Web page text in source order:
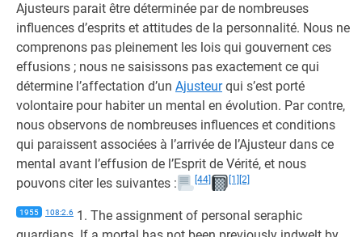
Ajusteurs parait être déterminée par de nombreuses
influences d’esprits et attitudes de la personnalité. Nous ne
comprenons pas pleinement les lois qui gouvernent ces
effusions ; nous ne saisissons pas exactement ce qui
détermine l’affectation d’un Ajusteurqui s’est porté
volontaire pour habiter un mental en évolution. Par contre,
nous observons de nombreuses influences et conditions
qui paraissent associées à l’arrivée de l’Ajusteur dans ce
mental avant l’effusion de l’Esprit de Vérité, et nous
pouvons citer les suivantes :
[44] [1] [2]
1955 108:2.6 1. The assignment of personal seraphic